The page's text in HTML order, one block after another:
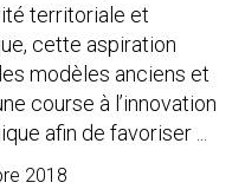
territoriale et
cette aspiration
modèles anciens et
course à l’innovation
afin de favoriser ...
2018